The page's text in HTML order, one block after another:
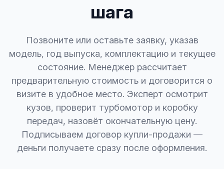
шага
Позвоните или оставьте заявку, указав
модель, год выпуска, комплектацию и текущее
состояние. Менеджер рассчитает
предварительную стоимость и договорится о
визите в удобное место. Эксперт осмотрит
кузов, проверит турбомотор и коробку
передач, назовёт окончательную цену.
Подписываем договор купли-продажи —
деньги получаете сразу после оформления.